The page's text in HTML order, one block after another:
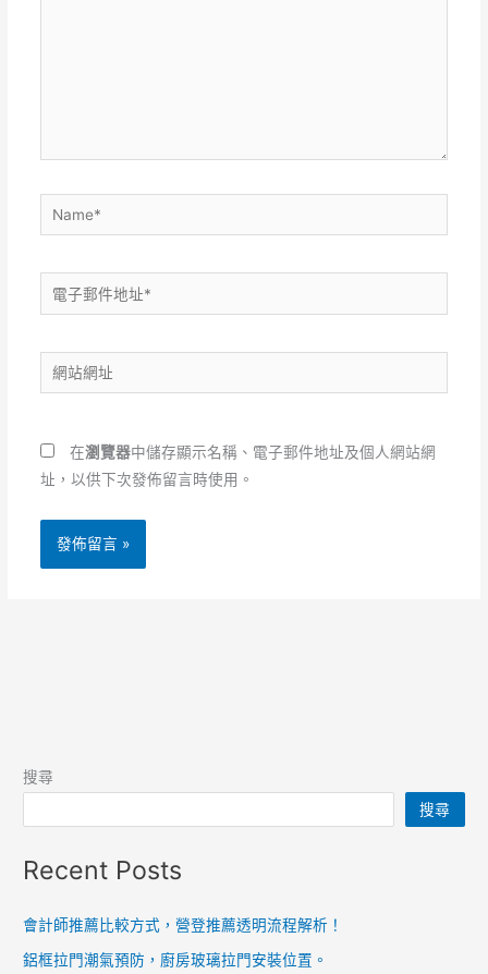
Name*
電
子
件
地
*
站
址
在瀏覽器中儲存顯示名稱、電子郵件地址及個人網站網
址，以供下次發佈留言時使用。
搜尋
搜尋
Recent Posts
會計師推薦比較方式，營登推薦透明流程解析！
鋁框拉門潮氣預防，廚房玻璃拉門安裝位置。